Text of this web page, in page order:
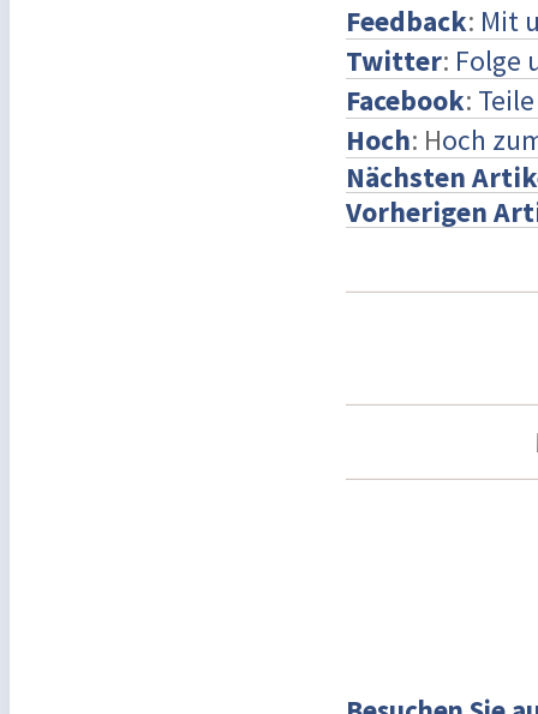
Feedback: Mit
Twitter: Folge
Facebook:
Hoch: Hoch
Nächsten
Vorherigen